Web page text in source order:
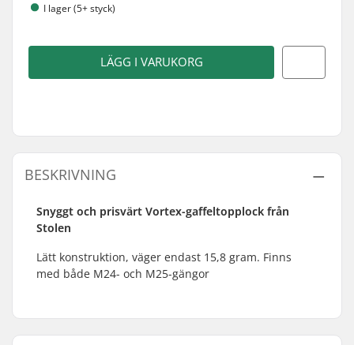
I lager (5+ styck)
LÄGG I VARUKORG
BESKRIVNING
Snyggt och prisvärt Vortex-gaffeltopplock från
Stolen
Lätt konstruktion, väger endast 15,8 gram. Finns
med både M24- och M25-gängor